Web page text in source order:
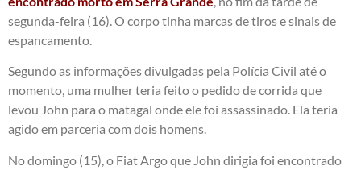
segunda-feira (16). O corpo tinha marcas de tiros e sinais de
espancamento.
Segundo as informações divulgadas pela Polícia Civil até o
momento, uma mulher teria feito o pedido de corrida que
levou John para o matagal onde ele foi assassinado. Ela teria
agido em parceria com dois homens.
No domingo (15), o Fiat Argo que John dirigia foi encontrado